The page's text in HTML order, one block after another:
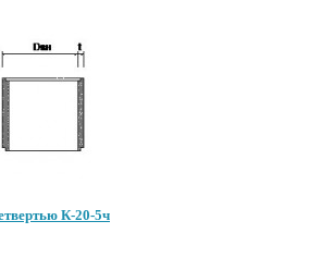
К-20-5ч